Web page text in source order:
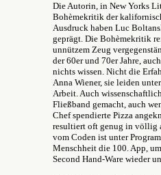
Die Autorin, in New Yorks
Bohèmekritik der
Ausdruck haben Luc
geprägt. Die Bohèmekritik
unnützem Zeug
der 60er und 70er Jahre,
nichts wissen. Nicht die
Anna Wiener, sie leiden
Arbeit. Auch
Fließband gemacht, auch
Chef spendierte Pizza
resultiert oft genug in völlig
vom Coden ist unter
Menschheit die 100. App,
Second Hand-Ware wieder